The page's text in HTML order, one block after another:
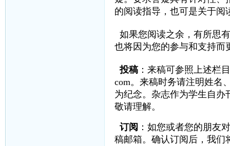
的阅读指导，也可是关于阅
如果您阅读之余，有所思
也将因为您的参与和支持而
投稿：来稿可参照上述栏
com。来稿时务请注明姓名
为纪念。杂志作为学生自办
敬请理解。
订阅 ：如您或者您的朋友
稿邮箱。确认订阅后，我们